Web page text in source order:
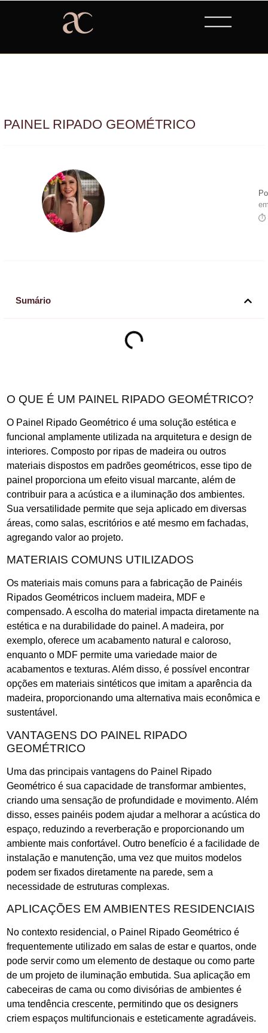
PAINEL RIPADO GEOMÉTRICO
⏱
Sumário
O QUE É UM PAINEL RIPADO GEOMÉTRICO?
O Painel Ripado Geométrico é uma solução estética e
funcional amplamente utilizada na arquitetura e design de
interiores. Composto por ripas de madeira ou outros
materiais dispostos em padrões geométricos, esse tipo de
painel proporciona um efeito visual marcante, além de
contribuir para a acústica e a iluminação dos ambientes.
Sua versatilidade permite que seja aplicado em diversas
áreas, como salas, escritórios e até mesmo em fachadas,
agregando valor ao projeto.
MATERIAIS COMUNS UTILIZADOS
Os materiais mais comuns para a fabricação de Painéis
Ripados Geométricos incluem madeira, MDF e
compensado. A escolha do material impacta diretamente na
estética e na durabilidade do painel. A madeira, por
exemplo, oferece um acabamento natural e caloroso,
enquanto o MDF permite uma variedade maior de
acabamentos e texturas. Além disso, é possível encontrar
opções em materiais sintéticos que imitam a aparência da
madeira, proporcionando uma alternativa mais econômica e
sustentável.
VANTAGENS DO PAINEL RIPADO
GEOMÉTRICO
Uma das principais vantagens do Painel Ripado
Geométrico é sua capacidade de transformar ambientes,
criando uma sensação de profundidade e movimento. Além
disso, esses painéis podem ajudar a melhorar a acústica do
espaço, reduzindo a reverberação e proporcionando um
ambiente mais confortável. Outro benefício é a facilidade de
instalação e manutenção, uma vez que muitos modelos
podem ser fixados diretamente na parede, sem a
necessidade de estruturas complexas.
APLICAÇÕES EM AMBIENTES RESIDENCIAIS
No contexto residencial, o Painel Ripado Geométrico é
frequentemente utilizado em salas de estar e quartos, onde
pode servir como um elemento de destaque ou como parte
de um projeto de iluminação embutida. Sua aplicação em
cabeceiras de cama ou como divisórias de ambientes é
uma tendência crescente, permitindo que os designers
criem espaços multifuncionais e esteticamente agradáveis.